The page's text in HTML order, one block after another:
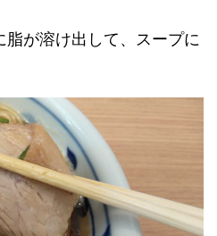
が溶け出して、スープに